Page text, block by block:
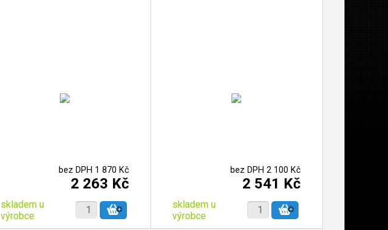
bez DPH 1 870 Kč
2 263 Kč
skladem u
výrobce
bez DPH 2 100 Kč
2 541 Kč
skladem u
výrobce